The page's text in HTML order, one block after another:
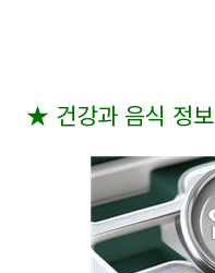
★ 건강과 음식 정보